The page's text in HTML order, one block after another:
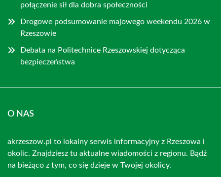
połączenie sił dla dobra społeczności
Drogowe podsumowanie majowego weekendu 2026 w
Rzeszowie
Debata na Politechnice Rzeszowskiej dotycząca
bezpieczeństwa
O NAS
akrzeszow.pl to lokalny serwis informacyjny z Rzeszowa i
okolic. Znajdziesz tu aktualne wiadomości z regionu. Bądź
na bieżąco z tym, co się dzieje w Twojej okolicy.